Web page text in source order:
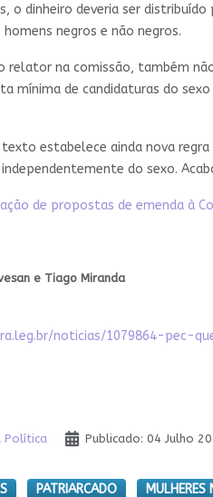
o dinheiro deveria ser
negros e não negros.
relator na comissão, também
mínima de candidaturas do
estabelece ainda nova
do sexo.
de propostas de emenda à
e Tiago Miranda
noticias/1079864-
Política Publicado: 04 Julho
PATRIARCADO